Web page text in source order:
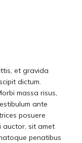
et gravida
dictum.
massa risus,
ante
posuere
auctor, sit amet
penatibus